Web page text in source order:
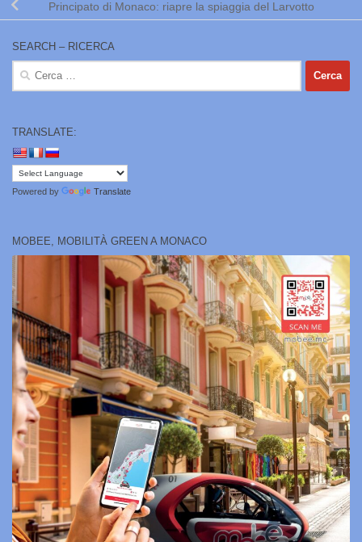
Principato di Monaco: riapre la spiaggia del Larvotto
SEARCH – RICERCA
Ricerca
TRANSLATE:
Powered by Translate
MOBEE, MOBILITÀ GREEN A MONACO